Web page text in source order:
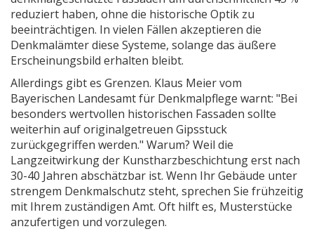
reduziert haben, ohne die historische Optik zu
beeinträchtigen. In vielen Fällen akzeptieren die
Denkmalämter diese Systeme, solange das äußere
Erscheinungsbild erhalten bleibt.
Allerdings gibt es Grenzen. Klaus Meier vom
Bayerischen Landesamt für Denkmalpflege warnt: "Bei
besonders wertvollen historischen Fassaden sollte
weiterhin auf originalgetreuen Gipsstuck
zurückgegriffen werden." Warum? Weil die
Langzeitwirkung der Kunstharzbeschichtung erst nach
30-40 Jahren abschätzbar ist. Wenn Ihr Gebäude unter
strengem Denkmalschutz steht, sprechen Sie frühzeitig
mit Ihrem zuständigen Amt. Oft hilft es, Musterstücke
anzufertigen und vorzulegen.